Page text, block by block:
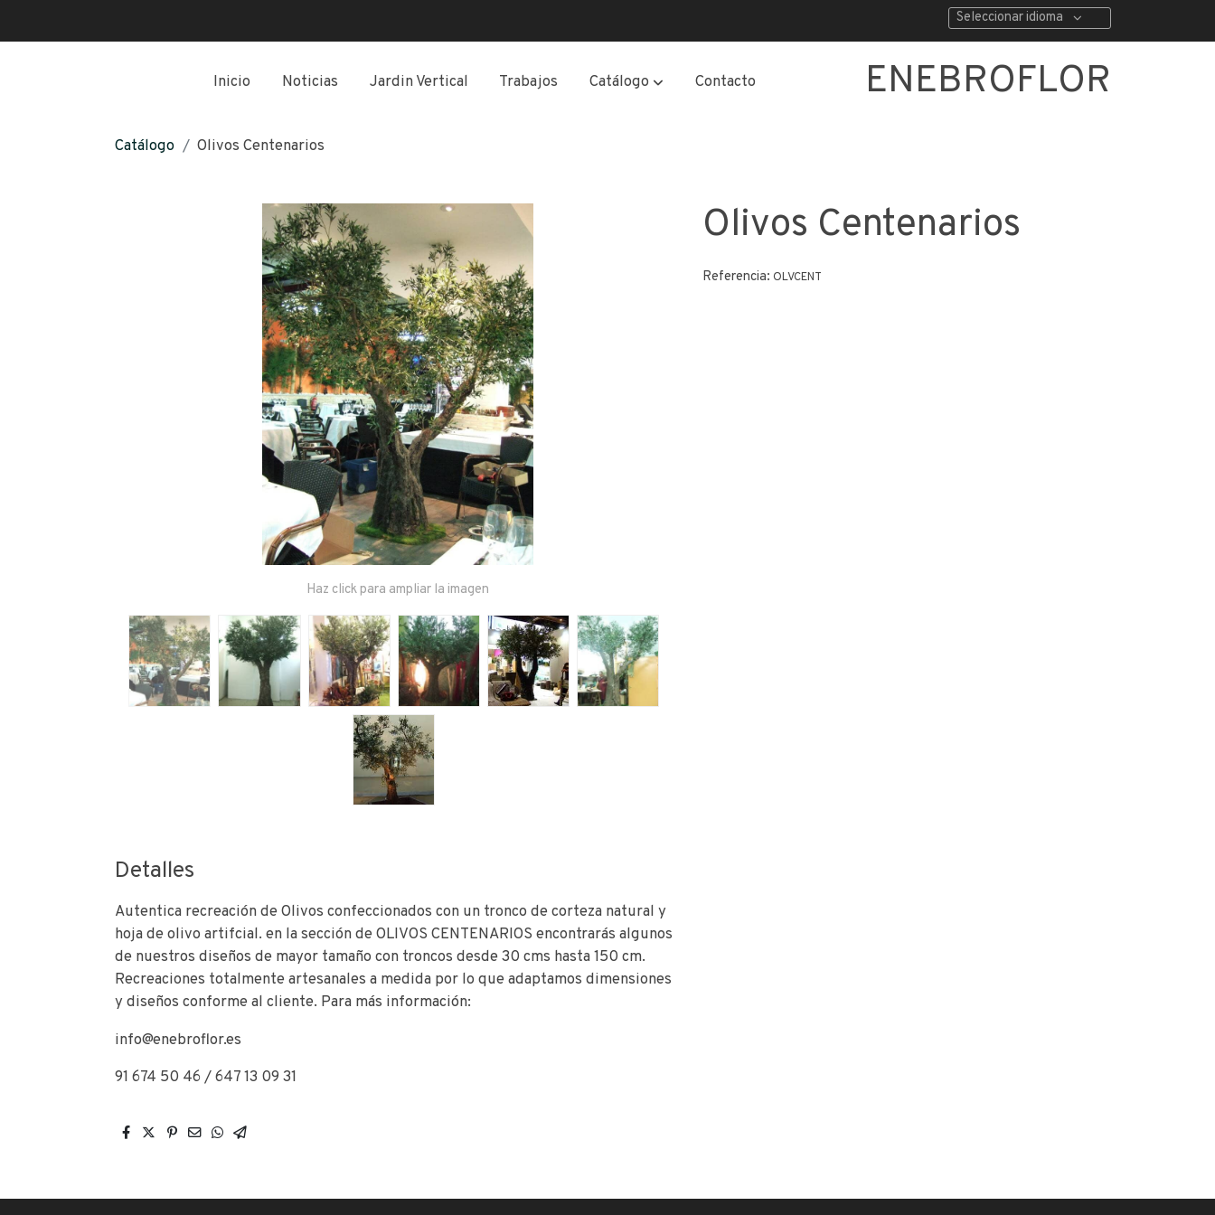
Seleccionar idioma
Inicio Noticias Jardin Vertical Trabajos Catálogo Contacto ENEBROFLOR
Catálogo Olivos Centenarios
Haz click para ampliar la imagen
Detalles
Autentica recreación de Olivos confeccionados con un tronco de corteza natural y
hoja de olivo artifcial. en la sección de OLIVOS CENTENARIOS encontrarás algunos
de nuestros diseños de mayor tamaño con troncos desde 30 cms hasta 150 cm.
Recreaciones totalmente artesanales a medida por lo que adaptamos dimensiones
y diseños conforme al cliente. Para más información:
info@enebroflor.es
91 674 50 46 / 647 13 09 31
Olivos Centenarios
Referencia: OLVCENT